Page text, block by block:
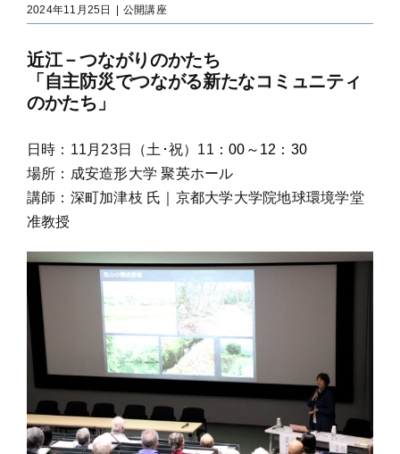
2024年11月25日 公開講座
近江－つながりのかたち
「自主防災でつながる新たなコミュニティ
のかたち」
日時：11月23日（土･祝）11 ：00～12：30
場所：成安造形大学 聚英ホール
講師：深町加津枝 氏｜京都大学大学院地球環境学堂
准教授